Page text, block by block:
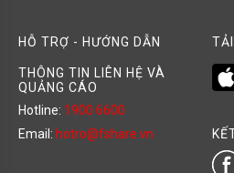
HỖ TRỢ - HƯỚNG DẪN
THÔNG TIN LIÊN HỆ VÀ
QUẢNG CÁO
Hotline: 1900 6600
Email: hotro@fshare.vn